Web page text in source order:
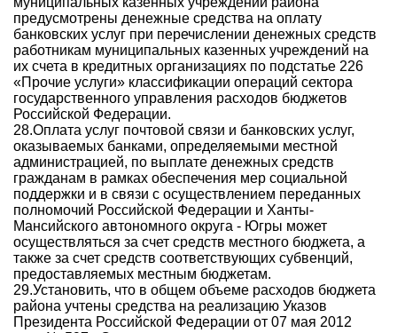
предусмотрены денежные средства на оплату
банковских услуг при перечислении денежных средств
работникам муниципальных казенных учреждений на
их счета в кредитных организациях по подстатье 226
«Прочие услуги» классификации операций сектора
государственного управления расходов бюджетов
Российской Федерации.
28.Оплата услуг почтовой связи и банковских услуг,
оказываемых банками, определяемыми местной
администрацией, по выплате денежных средств
гражданам в рамках обеспечения мер социальной
поддержки и в связи с осуществлением переданных
полномочий Российской Федерации и Ханты-
Мансийского автономного округа - Югры может
осуществляться за счет средств местного бюджета, а
также за счет средств соответствующих субвенций,
предоставляемых местным бюджетам.
29.Установить, что в общем объеме расходов бюджета
района учтены средства на реализацию Указов
Президента Российской Федерации от 07 мая 2012